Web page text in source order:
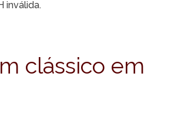
inválida.
clássico em